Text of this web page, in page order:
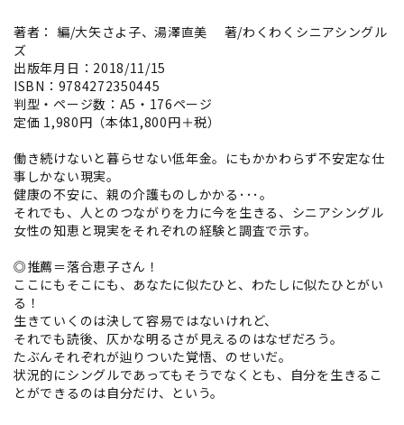
著者： 編/大矢さよ子、湯澤直美 著/わくわくシニアシングル
ズ
出版年月日：2018/11/15
ISBN：9784272350445
判型・ページ数：A5・176ページ
定価 1,980円（本体1,800円＋税）
働き続けないと暮らせない低年金。にもかかわらず不安定な仕
事しかない現実。
健康の不安に、親の介護ものしかかる･･･。
それでも、人とのつながりを力に今を生きる、シニアシングル
女性の知恵と現実をそれぞれの経験と調査で示す。
◎推薦＝落合恵子さん！
ここにもそこにも、あなたに似たひと、わたしに似たひとがい
る！
生きていくのは決して容易ではないけれど、
それでも読後、仄かな明るさが見えるのはなぜだろう。
たぶんそれぞれが辿りついた覚悟、のせいだ。
状況的にシングルであってもそうでなくとも、自分を生きるこ
とができるのは自分だけ、という。